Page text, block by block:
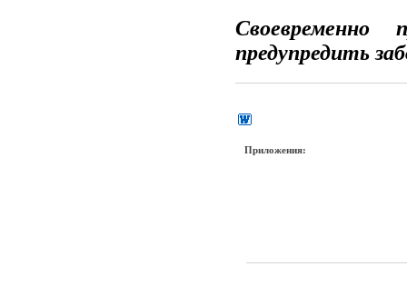
Своевременно
предупредить
Приложения: